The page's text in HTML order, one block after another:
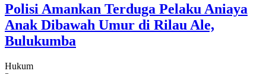
Polisi Amankan Terduga Pelaku Aniaya
Anak Dibawah Umur di Rilau Ale,
Bulukumba
Hukum